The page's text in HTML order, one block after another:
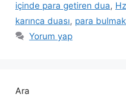
içinde para getiren dua,
karınca duası, para
Yorum yap
Ara